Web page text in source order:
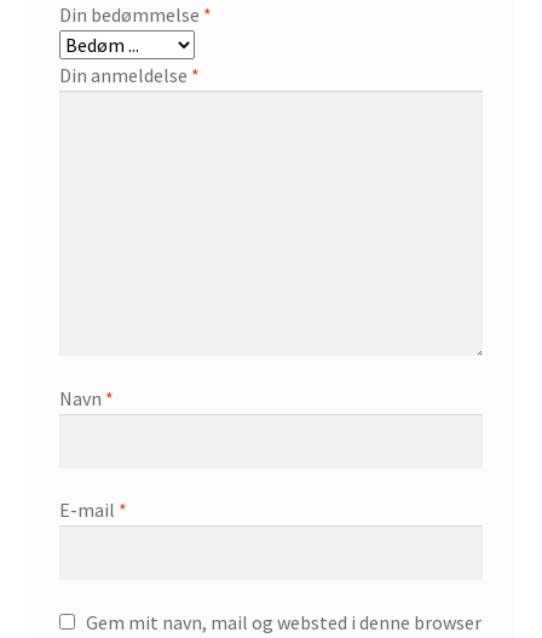
Din bedømmelse *
Din anmeldelse *
Navn *
E-mail *
Gem mit navn, mail og websted i denne browser